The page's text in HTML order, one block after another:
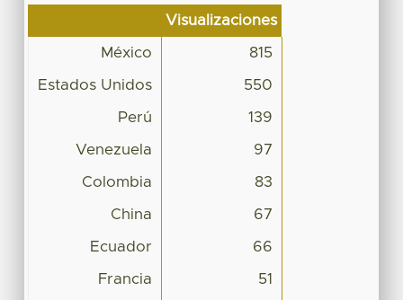
Visualizaciones
México 815
Estados Unidos 550
Perú 139
Venezuela 97
Colombia 83
China 67
Ecuador 66
Francia 51